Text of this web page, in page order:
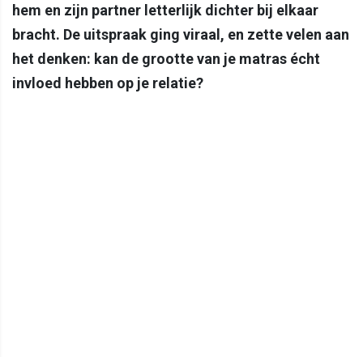
hem en zijn partner letterlijk dichter bij elkaar
bracht. De uitspraak ging viraal, en zette velen aan
het denken: kan de grootte van je matras écht
invloed hebben op je relatie?